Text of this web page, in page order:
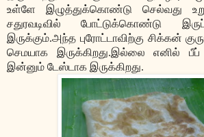
உள்ளே இழுத்துக்கொண்டு செல்வது
சதுரவடிவில் போட்டுக்கொண்டு
இருக்கும்.அந்த புரோட்டாவிற்கு சிக்கன்
செமயாக இருக்கிறது.இல்லை எனில் பீப்
இன்னும் டேஸ்டாக இருக்கிறது.